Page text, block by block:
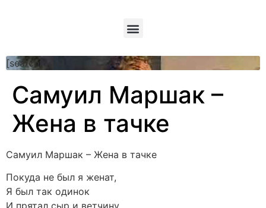
[searchform]
Самуил Маршак –
Жена в тачке
Самуил Маршак – Жена в тачке
Покуда не был я женат,
Я был так одинок